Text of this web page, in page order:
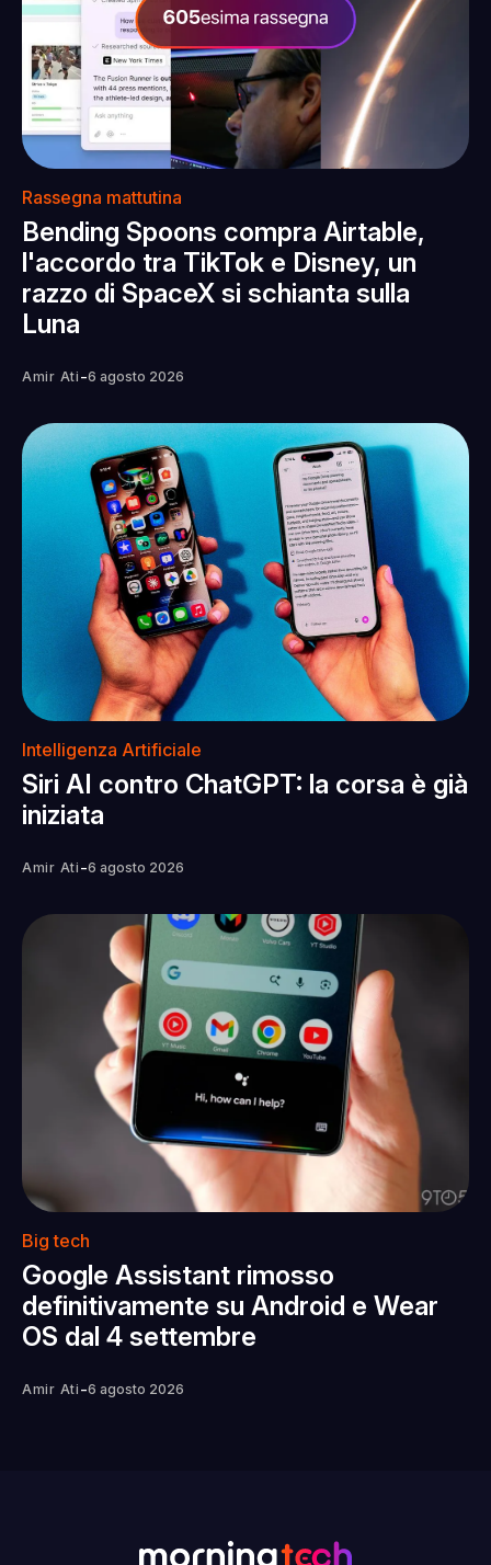
Rassegna mattutina
Bending Spoons compra Airtable,
l'accordo tra TikTok e Disney, un
razzo di SpaceX si schianta sulla
Luna
Amir Ati -6 agosto 2026
Intelligenza Artificiale
Siri AI contro ChatGPT: la corsa è già
iniziata
Amir Ati -6 agosto 2026
Big tech
Google Assistant rimosso
definitivamente su Android e Wear
OS dal 4 settembre
Amir Ati -6 agosto 2026